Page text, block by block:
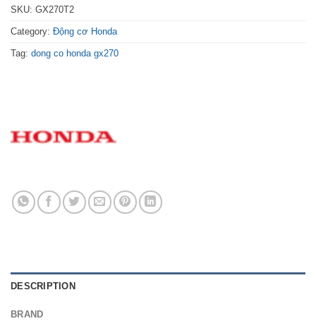
SKU: GX270T2
Category: Động cơ Honda
Tag: dong co honda gx270
DESCRIPTION
BRAND